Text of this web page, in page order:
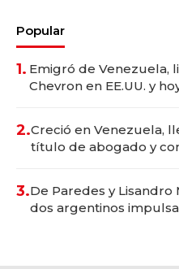
Popular
1. Emigró de Venezuela,
Chevron en EE.UU. y
2.Creció en Venezuela,
título de abogado y
3.De Paredes y
dos argentinos